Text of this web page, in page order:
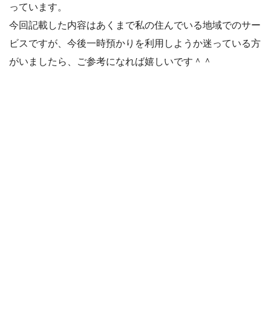
っています。
今回記載した内容はあくまで私の住んでいる地域でのサー
ビスですが、今後一時預かりを利用しようか迷っている方
がいましたら、ご参考になれば嬉しいです＾＾